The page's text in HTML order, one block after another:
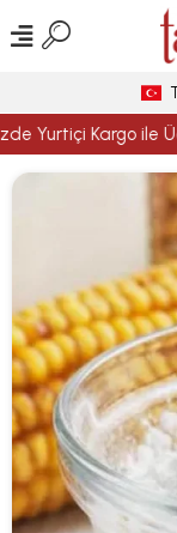
Yurtiçi Kargo ile